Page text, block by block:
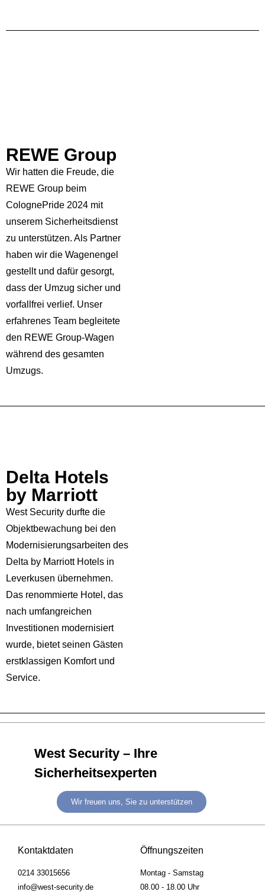
REWE Group
Wir hatten die Freude, die
REWE Group beim
ColognePride 2024 mit
unserem Sicherheitsdienst
zu unterstützen. Als Partner
haben wir die Wagenengel
gestellt und dafür gesorgt,
dass der Umzug sicher und
vorfallfrei verlief. Unser
erfahrenes Team begleitete
den REWE Group-Wagen
während des gesamten
Umzugs.
Delta Hotels
by Marriott
West Security durfte die
Objektbewachung bei den
Modernisierungsarbeiten des
Delta by Marriott Hotels in
Leverkusen übernehmen.
Das renommierte Hotel, das
nach umfangreichen
Investitionen modernisiert
wurde, bietet seinen Gästen
erstklassigen Komfort und
Service.
West Security – Ihre
Sicherheitsexperten
Wir freuen uns, Sie zu unterstützen
Kontaktdaten
0214 33015656
info@west-security.de
Öffnungszeiten
Montag - Samstag
08.00 - 18.00 Uhr